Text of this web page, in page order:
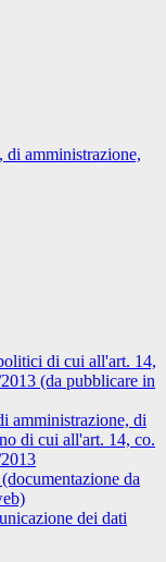
amministrazione,
di cui all'art. 14,
(da pubblicare in
amministrazione, di
di cui all'art. 14, co.
da
dei dati